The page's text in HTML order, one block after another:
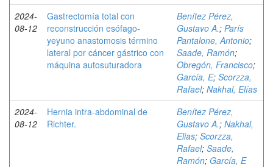
2024-
08-12
Gastrectomía total con
reconstrucción esófago-
yeyuno anastomosis término
lateral por cáncer gástrico con
máquina autosuturadora
Benítez Pérez,
Gustavo A.; París
Pantalone, Antonio;
Saade, Ramón;
Obregón, Francisco;
García, E; Scorzza,
Rafael; Nakhal, Elías
2024-
08-12
Hernia intra-abdominal de
Richter.
Benítez Pérez,
Gustavo A.; Nakhal,
Elias; Scorzza,
Rafael; Saade,
Ramón; García, E